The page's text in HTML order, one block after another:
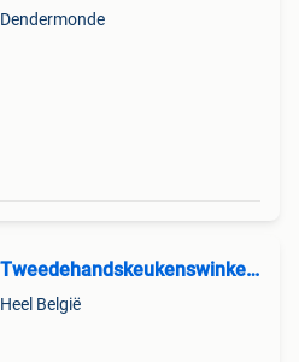
Dendermonde
Tweedehandskeukenswinkel BV
Heel België